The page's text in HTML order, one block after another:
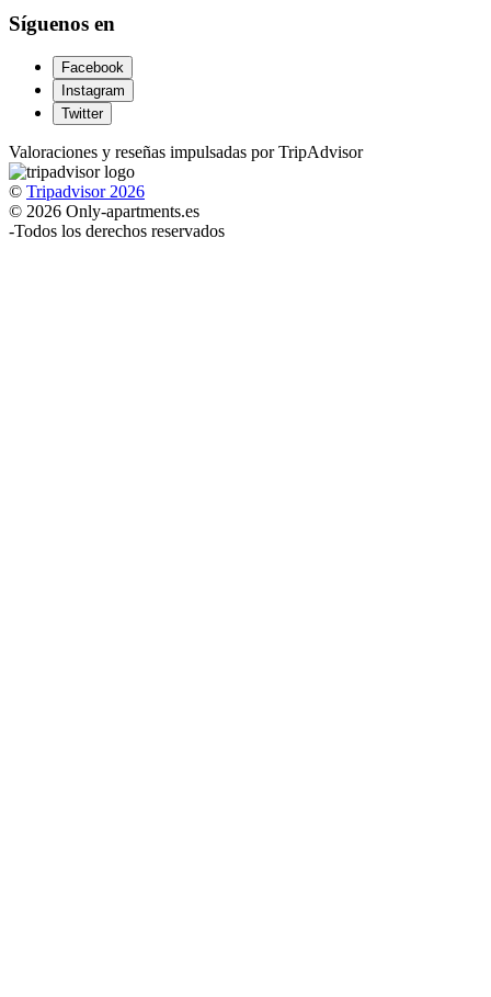
Síguenos en
Facebook
Instagram
Twitter
Valoraciones y reseñas impulsadas por TripAdvisor
© Tripadvisor 2026
© 2026 Only-apartments.es
-Todos los derechos reservados